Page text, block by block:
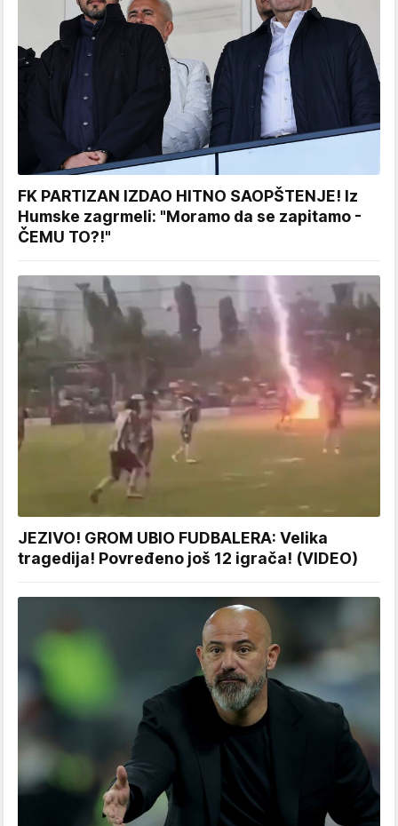
FK PARTIZAN IZDAO HITNO SAOPŠTENJE! Iz
Humske zagrmeli: "Moramo da se zapitamo -
ČEMU TO?!"
JEZIVO! GROM UBIO FUDBALERA: Velika
tragedija! Povređeno još 12 igrača! (VIDEO)